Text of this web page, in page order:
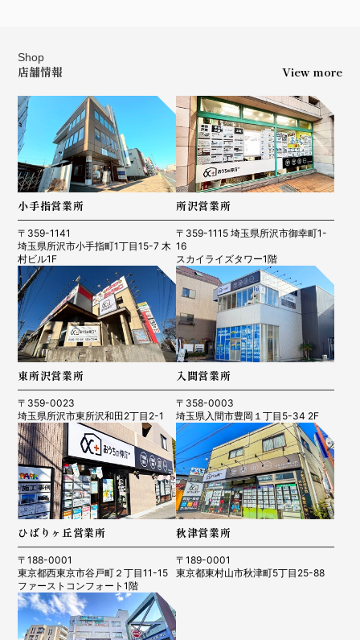
Shop
店舗情報 View more
小手指営業所
〒359-1141
埼玉県所沢市小手指町1丁目15-7 木
村ビル1F
所沢営業所
〒359-1115 埼玉県所沢市御幸町1-
16
スカイライズタワー1階
東所沢営業所
〒359-0023
埼玉県所沢市東所沢和田2丁目2-1
入間営業所
〒358-0003
埼玉県入間市豊岡１丁目5-34 2F
ひばりヶ丘営業所
〒188-0001
東京都西東京市谷戸町２丁目11-15
ファーストコンフォート1階
秋津営業所
〒189-0001
東京都東村山市秋津町5丁目25-88